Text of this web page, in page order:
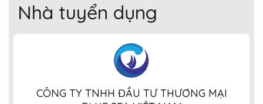
Nhà tuyển dụng
CÔNG TY TNHH ĐẦU TƯ THƯƠNG MẠI